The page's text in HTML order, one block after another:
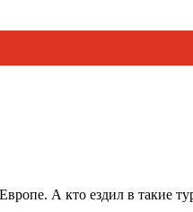
А кто ездил в такие